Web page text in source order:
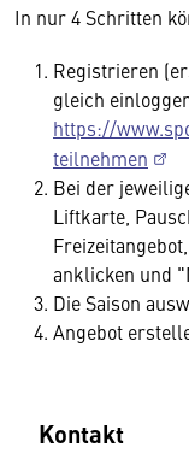
In nur 4 Schritten
Registrieren
gleich
https://
teilnehmen
Bei der
Liftkarte,
anklicken und
Die Saison
Angebot
Kontakt